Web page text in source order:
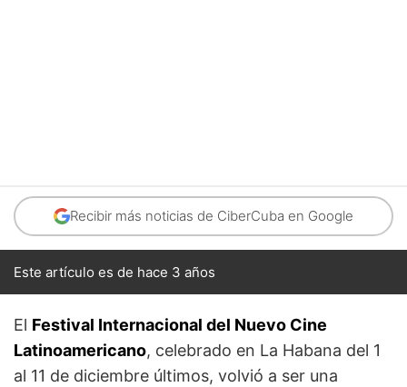
Recibir más noticias de CiberCuba en Google
Este artículo es de hace 3 años
El Festival Internacional del Nuevo Cine
Latinoamericano, celebrado en La Habana del 1
al 11 de diciembre últimos, volvió a ser una